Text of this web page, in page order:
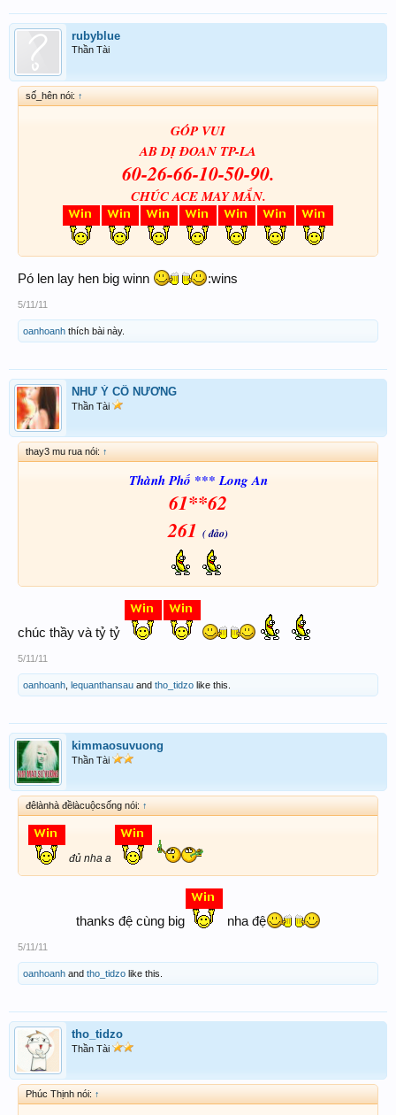
rubyblue
Thần Tài
số_hên nói: ↑
GÓP VUI
AB DỊ ĐOAN TP-LA
60-26-66-10-50-90.
CHÚC ACE MAY MẮN.
Pó len lay hen big winn :wins
5/11/11
oanhoanh thích bài này.
NHƯ Ý CÔ NƯƠNG
Thần Tài
thay3 mu rua nói: ↑
Thành Phố *** Long An
61**62
261 ( đảo)
chúc thầy và tỷ tỷ
5/11/11
oanhoanh lequanthansau and tho_tidzo like this.
kimmaosuvuong
Thần Tài
đêlànhà đềlàcuộcsống nói: ↑
đủ nha a
thanks đệ cùng big nha đệ
5/11/11
oanhoanh and tho_tidzo like this.
tho_tidzo
Thần Tài
Phúc Thịnh nói: ↑